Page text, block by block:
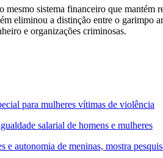
mesmo sistema financeiro que mantém
eliminou a distinção entre o garimpo
e organizações criminosas.
para mulheres vítimas de violência
salarial de homens e mulheres
e autonomia de meninas, mostra